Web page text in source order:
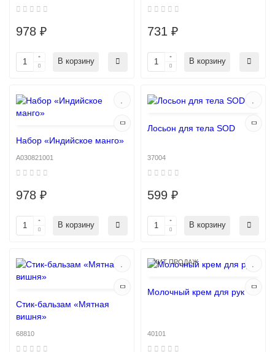
978 ₽
В корзину
731 ₽
В корзину
Набор «Индийское манго»
A030821001
978 ₽
В корзину
Лосьон для тела SOD
37004
599 ₽
В корзину
Стик-бальзам «Мятная
вишня»
68810
ХИТ ПРОДАЖ
Молочный крем для рук
40101